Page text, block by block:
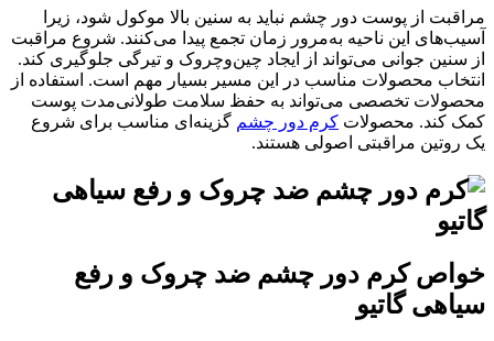
مراقبت از پوست دور چشم نباید به سنین بالا موکول شود، زیرا
آسیب‌های این ناحیه به‌مرور زمان تجمع پیدا می‌کنند. شروع مراقبت
از سنین جوانی می‌تواند از ایجاد چین‌وچروک و تیرگی جلوگیری کند.
انتخاب محصولات مناسب در این مسیر بسیار مهم است. استفاده از
محصولات تخصصی می‌تواند به حفظ سلامت طولانی‌مدت پوست
کمک کند. محصولات کرم دور چشم گزینه‌ای مناسب برای شروع
یک روتین مراقبتی اصولی هستند.
خواص کرم دور چشم ضد چروک و رفع
سیاهی گاتیو